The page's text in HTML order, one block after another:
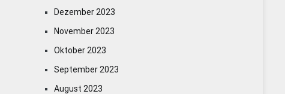
Dezember 2023
November 2023
Oktober 2023
September 2023
August 2023